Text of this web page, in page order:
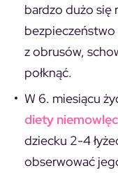
bardzo dużo się
bezpieczeństwo
z obrusów,
połknąć.
W 6. miesiącu
diety
dziecku 2-4
obserwować